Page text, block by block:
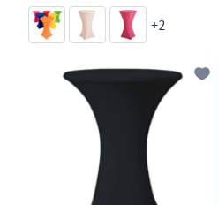
+2